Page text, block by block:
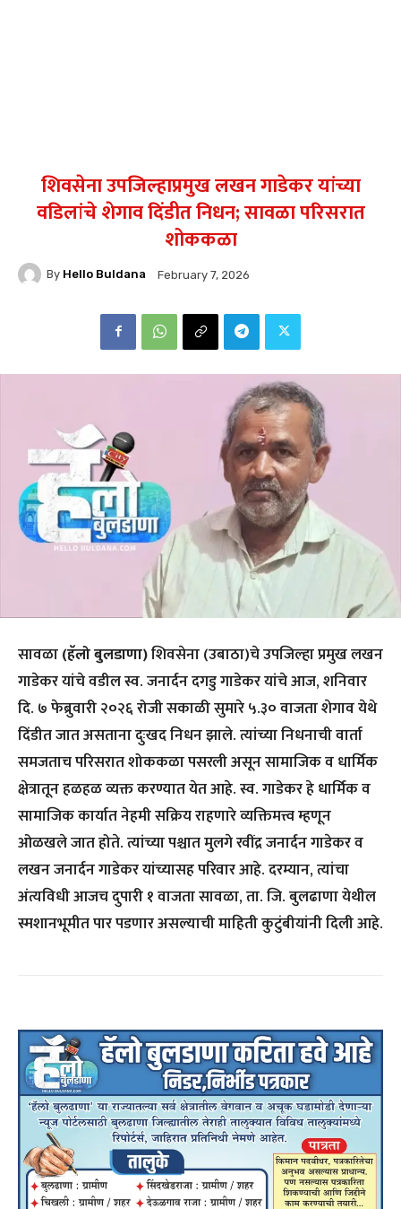
शिवसेना उपजिल्हाप्रमुख लखन गाडेकर यांच्या
वडिलांचे शेगाव दिंडीत निधन; सावळा परिसरात
शोककळा
By Hello Buldana February 7, 2026
सावळा(हॅलो बुलडाणा)शिवसेना (उबाठा)चे उपजिल्हा प्रमुख लखन
गाडेकर यांचे वडील स्व. जनार्दन दगडु गाडेकर यांचे आज, शनिवार
दि. ७ फेब्रुवारी २०२६ रोजी सकाळी सुमारे ५.३० वाजता शेगाव येथे
दिंडीत जात असताना दुःखद निधन झाले. त्यांच्या निधनाची वार्ता
समजताच परिसरात शोककळा पसरली असून सामाजिक व धार्मिक
क्षेत्रातून हळहळ व्यक्त करण्यात येत आहे. स्व. गाडेकर हे धार्मिक व
सामाजिक कार्यात नेहमी सक्रिय राहणारे व्यक्तिमत्त्व म्हणून
ओळखले जात होते. त्यांच्या पश्चात मुलगे रवींद्र जनार्दन गाडेकर व
लखन जनार्दन गाडेकर यांच्यासह परिवार आहे. दरम्यान, त्यांचा
अंत्यविधी आजच दुपारी १ वाजता सावळा, ता. जि. बुलढाणा येथील
स्मशानभूमीत पार पडणार असल्याची माहिती कुटुंबीयांनी दिली आहे.